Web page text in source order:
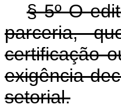
§ 5º O
parceria,
certificação
exigência
setorial.